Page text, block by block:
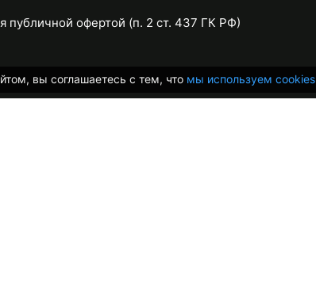
публичной офертой (п. 2 ст. 437 ГК РФ)
вы соглашаетесь с тем, что мы используем cookies